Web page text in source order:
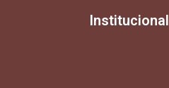
Institucional